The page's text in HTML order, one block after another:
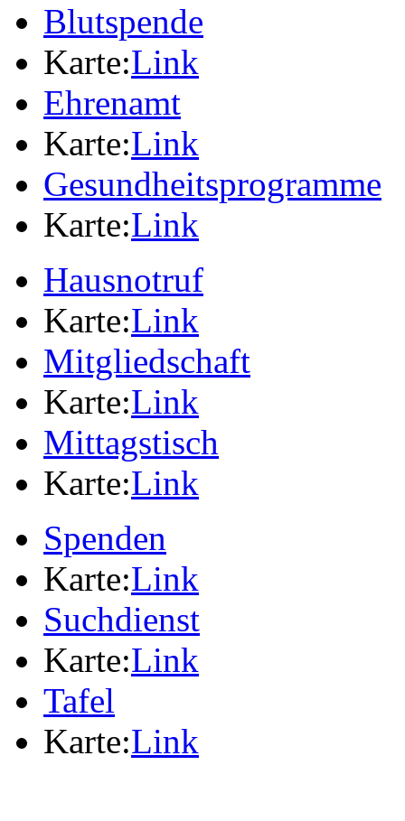
Blutspende
Karte:Link
Ehrenamt
Karte:Link
Gesundheitsprogramme
Karte:Link
Hausnotruf
Karte:Link
Mitgliedschaft
Karte:Link
Mittagstisch
Karte:Link
Spenden
Karte:Link
Suchdienst
Karte:Link
Tafel
Karte:Link